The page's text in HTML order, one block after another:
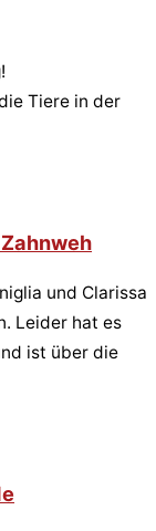
Tiere in der
und Clarissa
Leider hat es
ist über die